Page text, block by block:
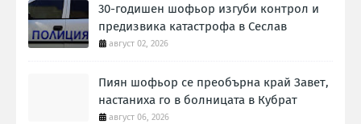
30-годишен шофьор изгуби контрол и
предизвика катастрофа в Сеслав
август 02, 2026
Пиян шофьор се преобърна край Завет,
настаниха го в болницата в Кубрат
август 06, 2026